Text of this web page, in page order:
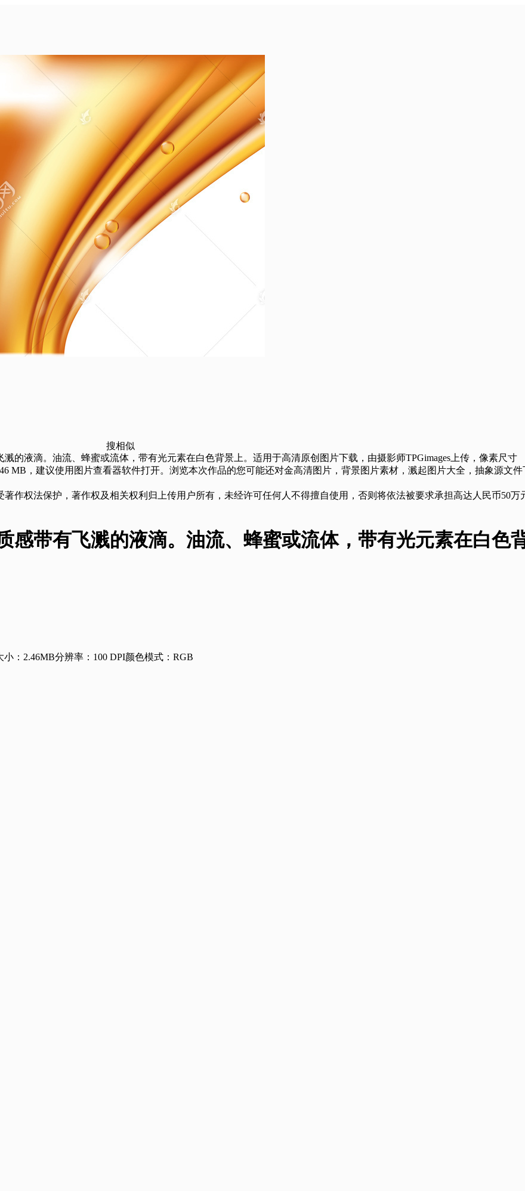
搜相似
的液滴。油流、蜂蜜或流体，带有光元素在白色背景上。适用于高清原创图片下载，由摄影师TPGimages上传，像素尺寸
MB，建议使用图片查看器软件打开。浏览本次作品的您可能还对金高清图片，背景图片素材，溅起图片大全，抽象源文
作权法保护，著作权及相关权利归上传用户所有，未经许可任何人不得擅自使用，否则将依法被要求承担高达人民币50万
感带有飞溅的液滴。油流、蜂蜜或流体，带有光元素在白色
小：2.46MB分辨率：100 DPI颜色模式：RGB